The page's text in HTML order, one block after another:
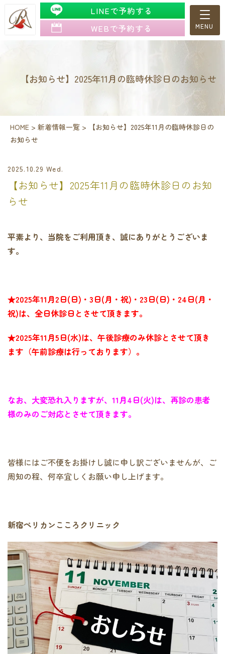
LINEで予約する
WEBで予約する
【お知らせ】2025年11月の臨時休診日のお知らせ
HOME > 新着情報一覧 >
【お知らせ】2025年11月の臨時休診日の
お知らせ
2025.10.29 Wed.
【お知らせ】2025年11月の臨時休診日のお知
らせ
平素より、当院をご利用頂き、誠にありがとうございま
す。
★2025年11月2日(日)・3日(月・祝)・23日(日)・24日(月・
祝)は、全日休診日とさせて頂きます。
★2025年11月5日(水)は、午後診療のみ休診とさせて頂き
ます（午前診療は行っております）。
なお、大変恐れ入りますが、11月4日(火)は、再診の患者
様のみのご対応とさせて頂きます。
皆様にはご不便をお掛けし誠に申し訳ございませんが、ご
周知の程、何卒宜しくお願い申し上げます。
新宿ペリカンこころクリニック